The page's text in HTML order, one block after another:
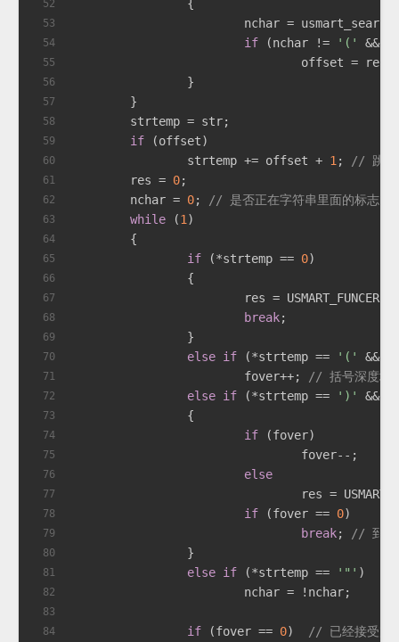
52
53
54
55
56
57
58
59
60
61
62
63
64
65
66
67
68
69
70
71
72
73
74
75
76
77
78
79
80
81
82
83
84
		{
nchar =
if (nchar != '('
&&
offset =
		}
	}
	strtemp = str;
if (offset)
		strtemp += offset +
1 ;
// 跳到
	res =
0;
	nchar =
0;
// 是否正在字符串里面的标志,0
while (1 )
	{
if (*strtemp == 0)
		{
res =
break;
		}
else if (*strtemp == '('
&&
			fover++;
// 括号深度增
else if (*strtemp == ')'
&&
		{
if (fover)
				fover--;
else
res =
if (fover == 0)
break;
// 到末
		}
else if (*strtemp == '"' )
			nchar = !nchar;
if (fover == 0)
// 已经接受完